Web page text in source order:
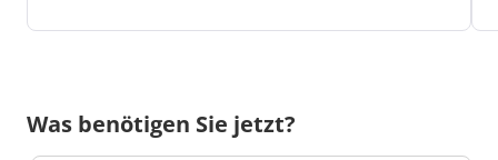
Was benötigen Sie jetzt?